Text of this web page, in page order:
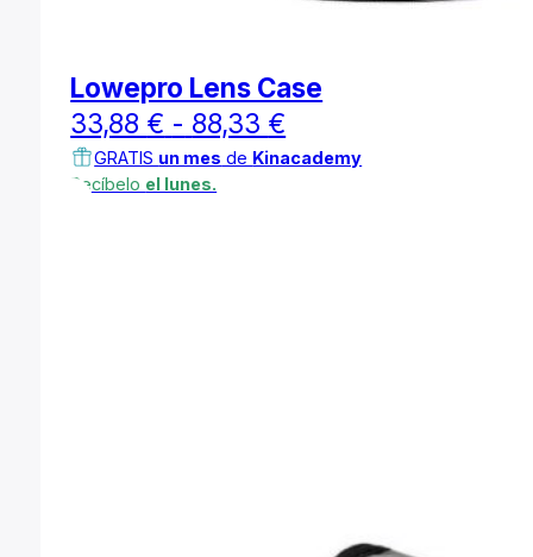
Lowepro Lens Case
33,88 € - 88,33 €
de
GRATIS un mes de Kinacademy
Recíbelo el lunes.